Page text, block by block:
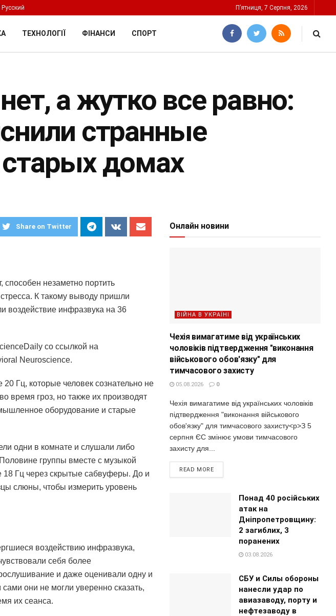
Русский П’ятниця, 7 Серпня, 2026
ТЕХНОЛОГІЇ ФІНАНСИ СПОРТ
а жутко все равно:
странные
домах
Share on Twitter
способен незаметно портить
К такому выводу пришли
воздействие инфразвука на 36
со ссылкой на
Neuroscience.
Гц, которые человек сознательно не
время гроз, но также их производят
оборудование и старые
одни в комнате и слушали либо
группы вместе с музыкой
18 Гц через скрытые сабвуферы. До и
слюны, чтобы измерить уровень
воздействию инфразвука,
себя более
и даже оценивали одну и
они не могли уверенно сказать,
их сеанса.
Онлайн новини
ВІЙНА В УКРАЇНІ
Чехія вимагатиме від українських
чоловіків підтвердження "виконання
військового обов'язку" для
тимчасового захисту
05.08.2026 0
Чехія вимагатиме від українських чоловіків
підтвердження "виконання військового
обов'язку" для тимчасового захисту<p>З 5
серпня ЄС змінює умови тимчасового
захисту для...
READ MORE
Понад 40 російських
атак на
Дніпропетровщину:
2 загиблих, 3
поранених
03.08.2026
СБУ и Силы обороны
нанесли удар по
авиазаводу, порту и
нефтезаводу в